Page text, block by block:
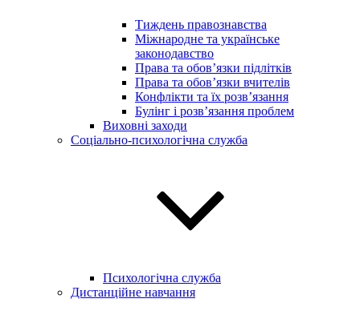
Тиждень правознавства
Міжнародне та українське
законодавство
Права та обов’язки підлітків
Права та обов’язки вчителів
Конфлікти та їх розв’язання
Булінг і розв’язання проблем
Виховні заходи
Соціально-психологічна служба
Психологічна служба
Дистанційне навчання